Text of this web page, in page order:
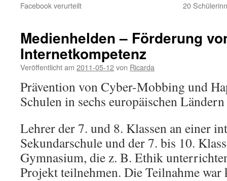
Facebook verurteilt
20
Medienhelden – Förderung
Internetkompetenz
Veröffentlicht am 2011-05-12von Ricarda
Prävention von Cyber-Mobbing und
Schulen in sechs europäischen Ländern
Lehrer der 7. und 8. Klassen an einer
Sekundarschule und der 7. bis 10.
Gymnasium, die z. B. Ethik
Projekt teilnehmen. Die Teilnahme war